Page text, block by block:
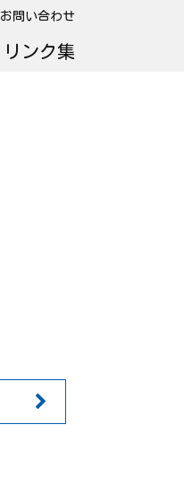
お問い合わせ
リンク集